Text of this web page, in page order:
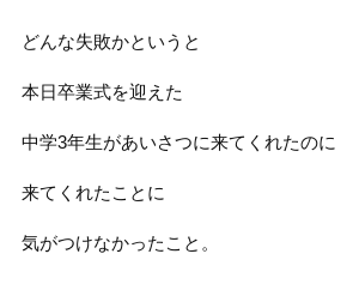
どんな失敗かというと
本日卒業式を迎えた
中学3年生があいさつに来てくれたのに
来てくれたことに
気がつけなかったこと。